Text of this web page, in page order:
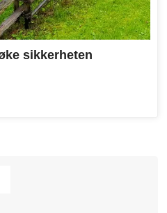
sikkerheten